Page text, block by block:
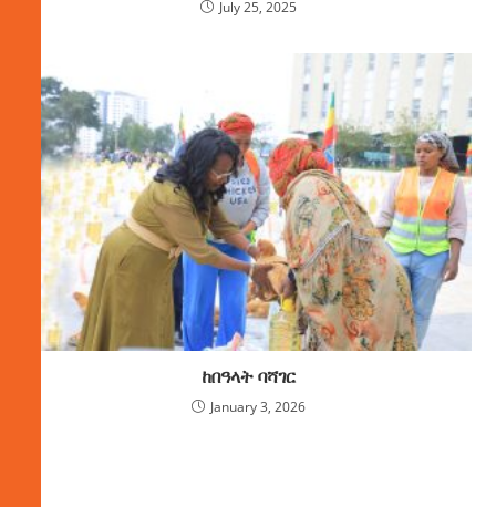
July 25, 2025
ከበዓላት ባሻገር
January 3, 2026